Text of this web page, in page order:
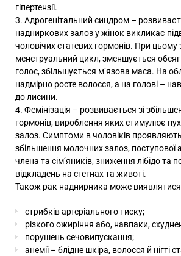
гіпертензії.
Адрогенітальний синдром –
надниркових залоз у жінок викликає
чоловічих статевих гормонів. При цьому
менструальний цикл, зменшується обсяг
голос, збільшується м’язова маса. На
надмірно росте волосся, а на голові –
до лисини.
Фемінізація – розвивається зі
гормонів, вироблення яких стимулює
залоз. Симптоми в чоловіків
збільшення молочних залоз, поступової
члена та сім’яників, зниження лібідо та
відкладень на стегнах та животі.
Також рак наднирника може виявлятися
стрибків артеріального тиску;
різкого ожиріння або, навпаки,
порушень сечовипускання;
анемії – блідне шкіра, волосся й нігті